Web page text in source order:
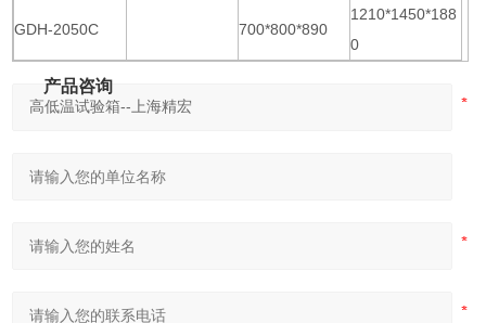
GDH-2050C 700*800*890
1210*1450*188
0
产品咨询